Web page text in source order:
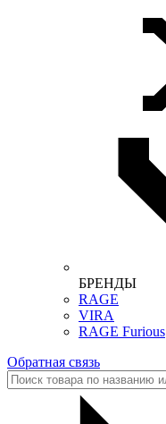
БРЕНДЫ
RAGE
VIRA
RAGE Furious
Обратная связь